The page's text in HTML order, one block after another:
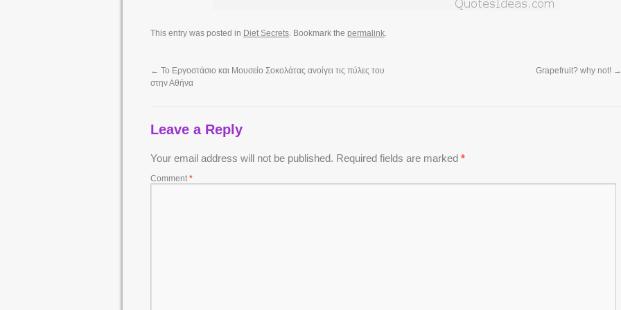
This entry was posted in Diet Secrets. Bookmark the permalink.
← Το Εργοστάσιο και Μουσείο Σοκολάτας ανοίγει τις πύλες του
στην Αθήνα
Grapefruit? why not! →
Leave a Reply
Your email address will not be published. Required fields are marked *
Comment*